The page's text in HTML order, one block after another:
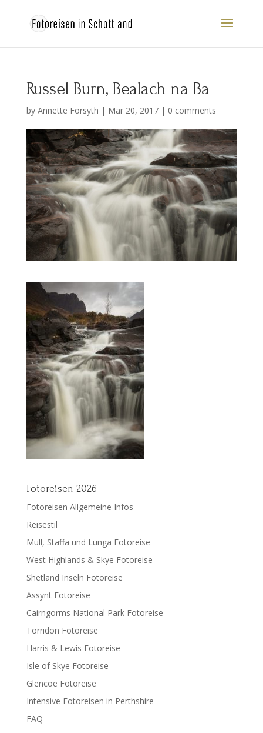
Russel Burn, Bealach na Ba
by Annette Forsyth | Mar 20, 2017| 0 comments
Fotoreisen 2026
Fotoreisen Allgemeine Infos
Reisestil
Mull, Staffa und Lunga Fotoreise
West Highlands & Skye Fotoreise
Shetland Inseln Fotoreise
Assynt Fotoreise
Cairngorms National Park Fotoreise
Torridon Fotoreise
Harris & Lewis Fotoreise
Isle of Skye Fotoreise
Glencoe Fotoreise
Intensive Fotoreisen in Perthshire
FAQ